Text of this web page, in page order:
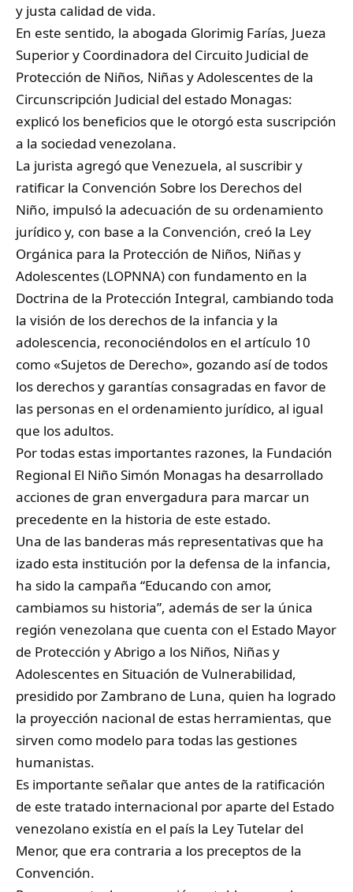
y justa calidad de vida.
En este sentido, la abogada Glorimig Farías, Jueza
Superior y Coordinadora del Circuito Judicial de
Protección de Niños, Niñas y Adolescentes de la
Circunscripción Judicial del estado Monagas:
explicó los beneficios que le otorgó esta suscripción
a la sociedad venezolana.
La jurista agregó que Venezuela, al suscribir y
ratificar la Convención Sobre los Derechos del
Niño, impulsó la adecuación de su ordenamiento
jurídico y, con base a la Convención, creó la Ley
Orgánica para la Protección de Niños, Niñas y
Adolescentes (LOPNNA) con fundamento en la
Doctrina de la Protección Integral, cambiando toda
la visión de los derechos de la infancia y la
adolescencia, reconociéndolos en el artículo 10
como «Sujetos de Derecho», gozando así de todos
los derechos y garantías consagradas en favor de
las personas en el ordenamiento jurídico, al igual
que los adultos.
Por todas estas importantes razones, la Fundación
Regional El Niño Simón Monagas ha desarrollado
acciones de gran envergadura para marcar un
precedente en la historia de este estado.
Una de las banderas más representativas que ha
izado esta institución por la defensa de la infancia,
ha sido la campaña “Educando con amor,
cambiamos su historia”, además de ser la única
región venezolana que cuenta con el Estado Mayor
de Protección y Abrigo a los Niños, Niñas y
Adolescentes en Situación de Vulnerabilidad,
presidido por Zambrano de Luna, quien ha logrado
la proyección nacional de estas herramientas, que
sirven como modelo para todas las gestiones
humanistas.
Es importante señalar que antes de la ratificación
de este tratado internacional por aparte del Estado
venezolano existía en el país la Ley Tutelar del
Menor, que era contraria a los preceptos de la
Convención.